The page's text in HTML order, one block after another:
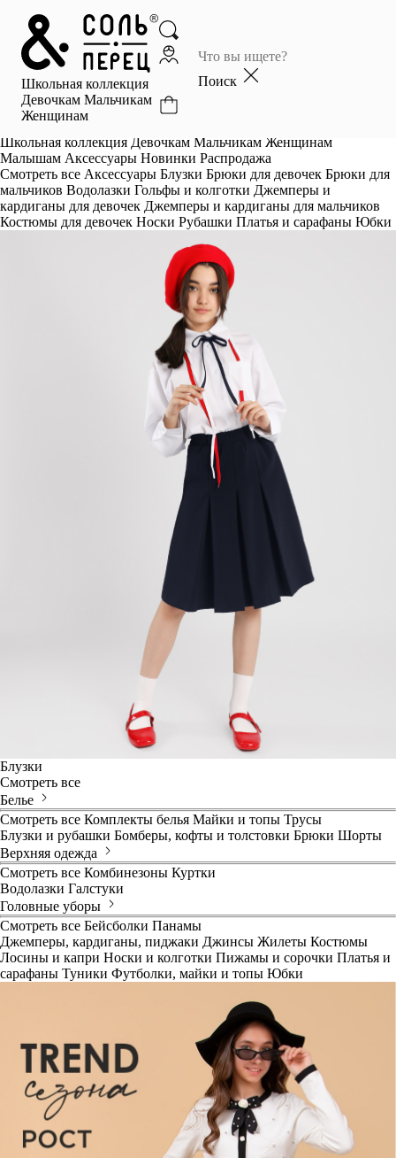
Школьная коллекция
Девочкам Мальчикам
Женщинам
Поиск
Главная
Каталог
Избранное
Школьная коллекция Девочкам Мальчикам Женщинам
Малышам Аксессуары Новинки Распродажа
Смотреть все Аксессуары Блузки Брюки для девочек Брюки для
мальчиков Водолазки Гольфы и колготки Джемперы и
кардиганы для девочек Джемперы и кардиганы для мальчиков
Костюмы для девочек Носки Рубашки Платья и сарафаны Юбки
Блузки
Смотреть все
Белье
Смотреть все Комплекты белья Майки и топы Трусы
Блузки и рубашки Бомберы, кофты и толстовки Брюки Шорты
Верхняя одежда
Смотреть все Комбинезоны Куртки
Водолазки Галстуки
Головные уборы
Смотреть все Бейсболки Панамы
Джемперы, кардиганы, пиджаки Джинсы Жилеты Костюмы
Лосины и капри Носки и колготки Пижамы и сорочки Платья и
сарафаны Туники Футболки, майки и топы Юбки